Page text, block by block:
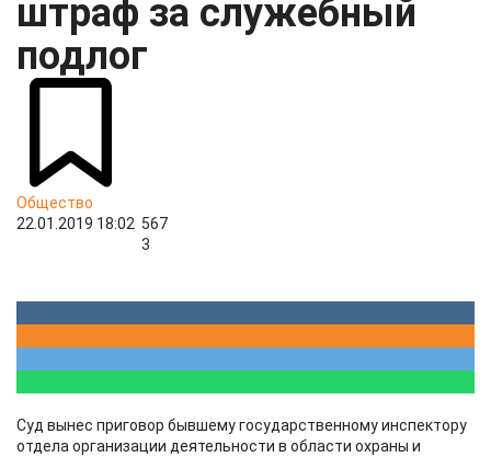
штраф за служебный
подлог
Общество
22.01.2019 18:02 567
3
Суд вынес приговор бывшему государственному инспектору
отдела организации деятельности в области охраны и